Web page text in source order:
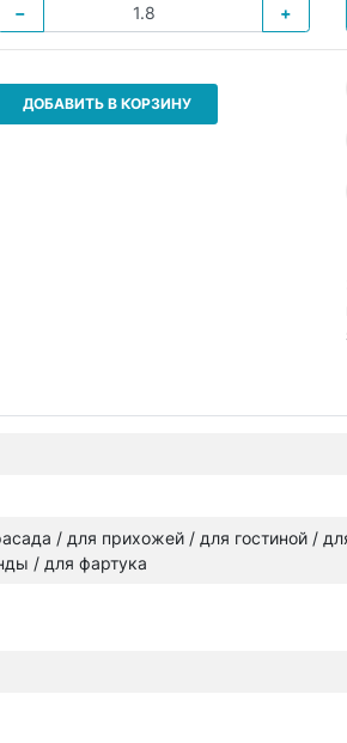
−
+
ДОБАВИТЬ В КОРЗИНУ
/ для прихожей / для гостиной
/ для фартука